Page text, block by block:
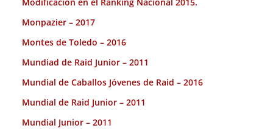
Monpazier – 2017
Montes de Toledo – 2016
Mundiad de Raid Junior – 2011
Mundial de Caballos Jóvenes de Raid – 2016
Mundial de Raid Junior – 2011
Mundial Junior – 2011